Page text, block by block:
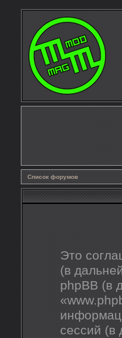
Список форумов
Это
(в
phpBB (в
сессий